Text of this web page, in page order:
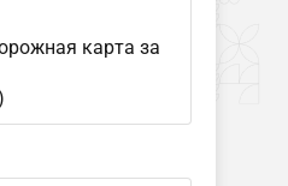
карта за